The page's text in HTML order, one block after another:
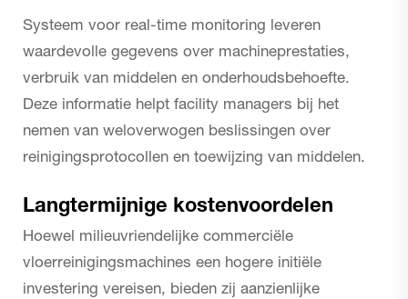
Systeem voor real-time monitoring leveren
waardevolle gegevens over machineprestaties,
verbruik van middelen en onderhoudsbehoefte.
Deze informatie helpt facility managers bij het
nemen van weloverwogen beslissingen over
reinigingsprotocollen en toewijzing van middelen.
Langtermijnige kostenvoordelen
Hoewel milieuvriendelijke commerciële
vloerreinigingsmachines een hogere initiële
investering vereisen, bieden zij aanzienlijke